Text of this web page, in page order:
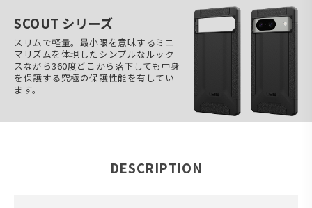
SCOUT シリーズ
スリムで軽量。最小限を意味するミニ
マリズムを体現したシンプルなルック
スながら360度どこから落下しても中身
を保護する究極の保護性能を有してい
ます。
DESCRIPTION